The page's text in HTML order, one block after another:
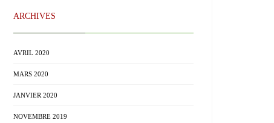
ARCHIVES
AVRIL 2020
MARS 2020
JANVIER 2020
NOVEMBRE 2019